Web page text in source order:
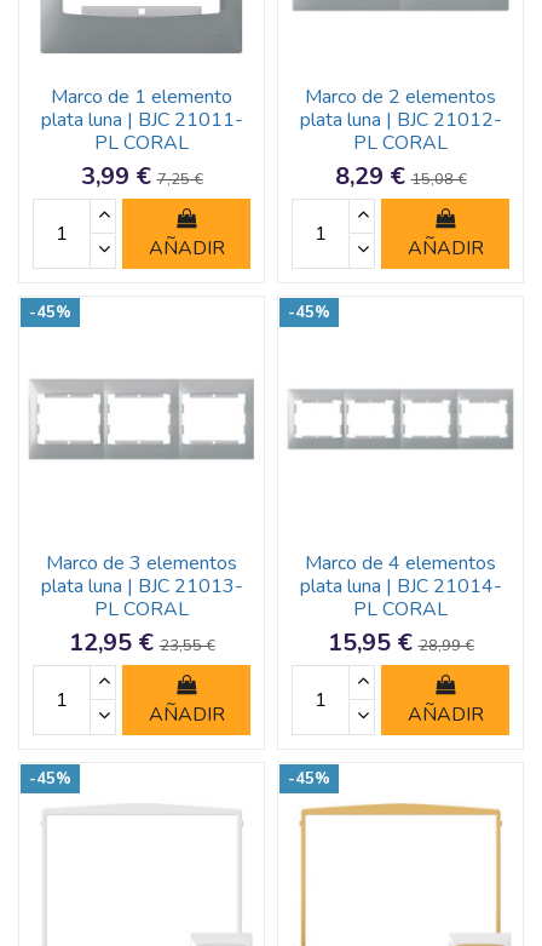
Marco de 1 elemento
plata luna | BJC 21011-
PL CORAL
3,99 €7,25 €
AÑADIR
Marco de 2 elementos
plata luna | BJC 21012-
PL CORAL
8,29 €15,08 €
AÑADIR
-45%
Marco de 3 elementos
plata luna | BJC 21013-
PL CORAL
12,95 €23,55 €
AÑADIR
-45%
Marco de 4 elementos
plata luna | BJC 21014-
PL CORAL
15,95 €28,99 €
AÑADIR
-45% -45%